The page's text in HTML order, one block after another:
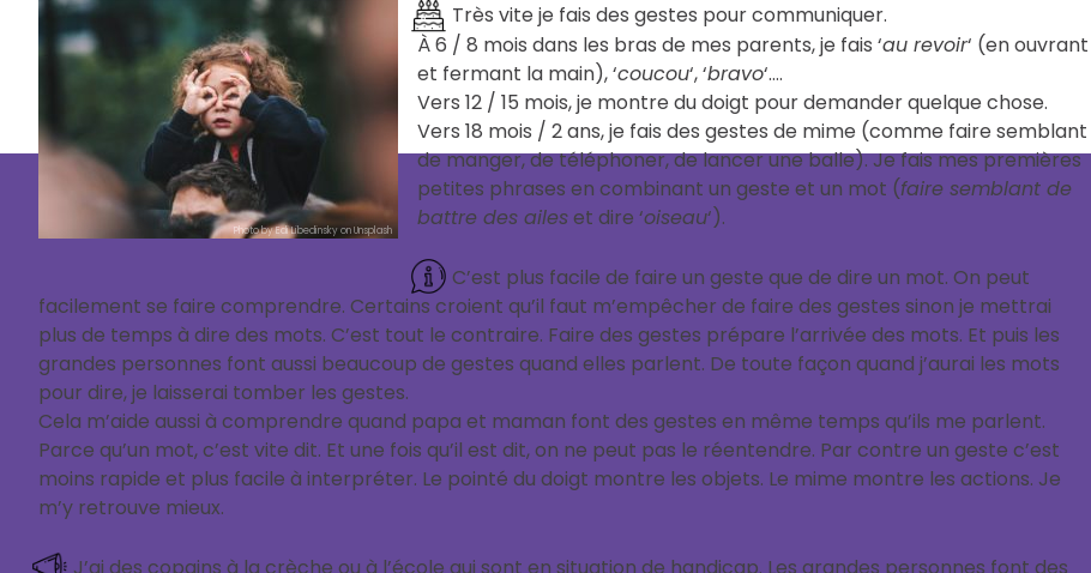
Photo by Edi Libedinsky on Unsplash
Très vite je fais des gestes pour communiquer.
À 6 / 8 mois dans les bras de mes parents, je fais ‘au revoir‘ (en ouvrant
et fermant la main), ‘coucou‘, ‘bravo‘….
Vers 12 / 15 mois, je montre du doigt pour demander quelque chose.
Vers 18 mois / 2 ans, je fais des gestes de mime (comme faire semblant
de manger, de téléphoner, de lancer une balle). Je fais mes premières
petites phrases en combinant un geste et un mot (faire semblant de
battre des aileset dire ‘oiseau‘).
C’est plus facile de faire un geste que de dire un mot. On peut
facilement se faire comprendre. Certains croient qu’il faut m’empêcher de faire des gestes sinon je mettrai
plus de temps à dire des mots. C’est tout le contraire. Faire des gestes prépare l’arrivée des mots. Et puis les
grandes personnes font aussi beaucoup de gestes quand elles parlent. De toute façon quand j’aurai les mots
pour dire, je laisserai tomber les gestes.
Cela m’aide aussi à comprendre quand papa et maman font des gestes en même temps qu’ils me parlent.
Parce qu’un mot, c’est vite dit. Et une fois qu’il est dit, on ne peut pas le réentendre. Par contre un geste c’est
moins rapide et plus facile à interpréter. Le pointé du doigt montre les objets. Le mime montre les actions. Je
m’y retrouve mieux.